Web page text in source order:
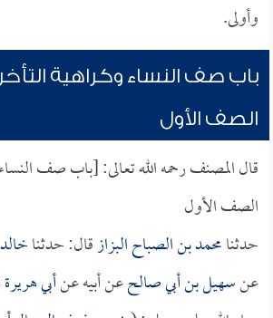
وأولى.
باب صف النساء وكراهية
الصف الأول
قال المصنف رحمه الله تعالى: [باب صف
الصف الأول
حدثنامحمد بن الصباح البزازقال: حدثناخالد
عنسهيل بن أبي صالحعن أبيه عنأبي هريرة